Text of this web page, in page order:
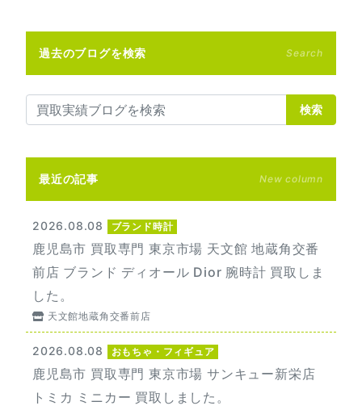
過去のブログを検索 Search
検索
最近の記事 New column
2026.08.08 ブランド時計
鹿児島市 買取専門 東京市場 天文館 地蔵角交番
前店 ブランド ディオール Dior 腕時計 買取しま
した。
天文館地蔵角交番前店
2026.08.08 おもちゃ・フィギュア
鹿児島市 買取専門 東京市場 サンキュー新栄店
トミカ ミニカー 買取しました。